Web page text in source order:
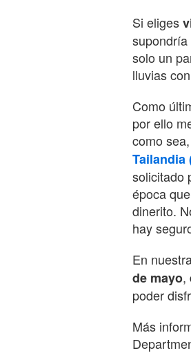
Si eliges
solo un
lluvias
Como
por ello
como
Tailandia
solicitado
época
dinerito.
hay
En
de mayo,
poder
Más